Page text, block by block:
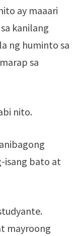
ay maaari
kanilang
ng huminto sa
sa
nito.
isang bato at
mayroong